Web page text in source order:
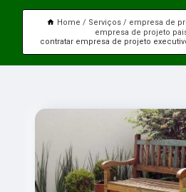
Home Serviços
empresa de
empresa de projeto
contratar empresa de projeto